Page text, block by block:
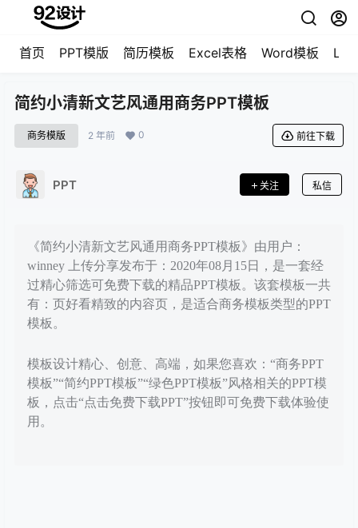
首页 PPT模版 简历模板 Excel表格 Word模板
简约小清新文艺风通用商务PPT模板
商务模版 2 年前 0 前往下载
PPT 关注 私信
《简约小清新文艺风通用商务PPT模板》由用户：
winney 上传分享发布于：2020年08月15日，是一套经
过精心筛选可免费下载的精品PPT模板。该套模板一共
有：页好看精致的内容页，是适合商务模板类型的PPT
模板。
模板设计精心、创意、高端，如果您喜欢：“商务PPT
模板”“简约PPT模板”“绿色PPT模板”风格相关的PPT模
板，点击“点击免费下载PPT”按钮即可免费下载体验使
用。